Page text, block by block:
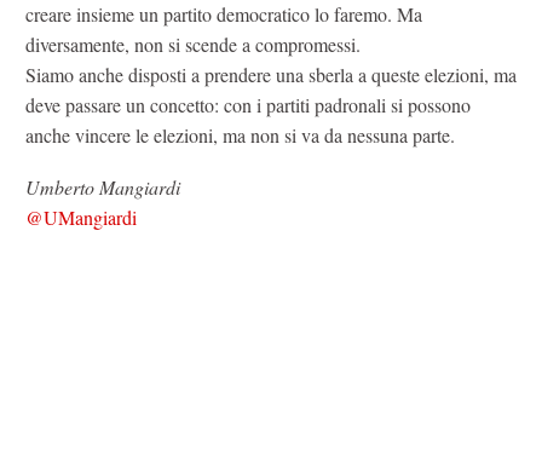
creare insieme un partito democratico lo faremo. Ma
diversamente, non si scende a compromessi.
Siamo anche disposti a prendere una sberla a queste elezioni, ma
deve passare un concetto: con i partiti padronali si possono
anche vincere le elezioni, ma non si va da nessuna parte.
Umberto Mangiardi
@UMangiardi